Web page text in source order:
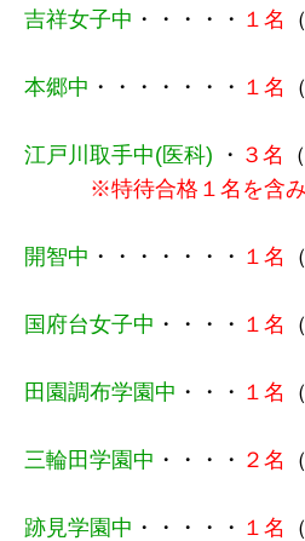
吉祥女子中 ・・ ・ ・・ １名 （
本郷中 ・・ ・・ ・ ・・ １名 （
江戸川取手中(医科) ・ ３名 （
※特待合格１名を含み
開智中 ・・ ・・ ・ ・ ・ １名 （
国府台女子中 ・ ・ ・ ・ １名 （
田園調布学園中 ・ ・ ・ １名 （
三輪田学園中 ・ ・ ・ ・ ２名 （
跡見学園中 ・ ・ ・ ・ ・ １名 （